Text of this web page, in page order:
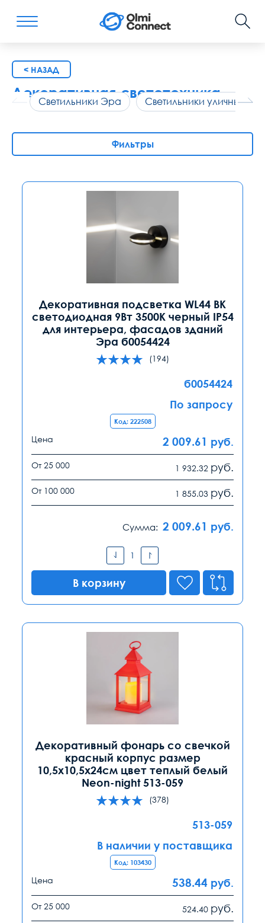
< НАЗАД
Декоративная светотехника
Светильники Эра Светильники уличные
Фильтры
Декоративная подсветка WL44 BK
светодиодная 9Вт 3500К черный IP54
для интерьера, фасадов зданий
Эра б0054424
(194)
б0054424
По запросу
Код: 222508
Цена 2 009.61 руб.
От 25 000 1 932.32 руб.
От 100 000 1 855.03 руб.
Сумма: 2 009.61 руб.
В корзину
Декоративный фонарь со свечкой
красный корпус размер
10,5х10,5х24см цвет теплый белый
Neon-night 513-059
(378)
513-059
В наличии у поставщика
Код: 103430
Цена 538.44 руб.
От 25 000 524.40 руб.